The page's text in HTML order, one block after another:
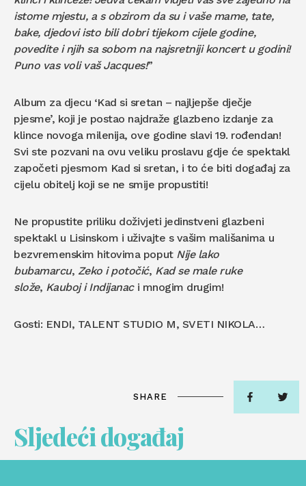
istome mjestu, a s obzirom da su i vaše mame, tate,
bake, djedovi isto bili dobri tijekom cijele godine,
povedite i njih sa sobom na najsretniji koncert u godini!
Puno vas voli vaš Jacques!”
Album za djecu ‘Kad si sretan – najljepše dječje
pjesme’, koji je postao najdraže glazbeno izdanje za
klince novoga milenija, ove godine slavi 19. rođendan!
Svi ste pozvani na ovu veliku proslavu gdje će spektakl
započeti pjesmom Kad si sretan, i to će biti događaj za
cijelu obitelj koji se ne smije propustiti!
Ne propustite priliku doživjeti jedinstveni glazbeni
spektakl u Lisinskom i uživajte s vašim mališanima u
bezvremenskim hitovima poput Nije lako
bubamarcu, Zeko i potočić, Kad se male ruke
slože, Kauboj i Indijanaci mnogim drugim!
Gosti: ENDI, TALENT STUDIO M, SVETI NIKOLA…
SHARE
Sljedeći događaj